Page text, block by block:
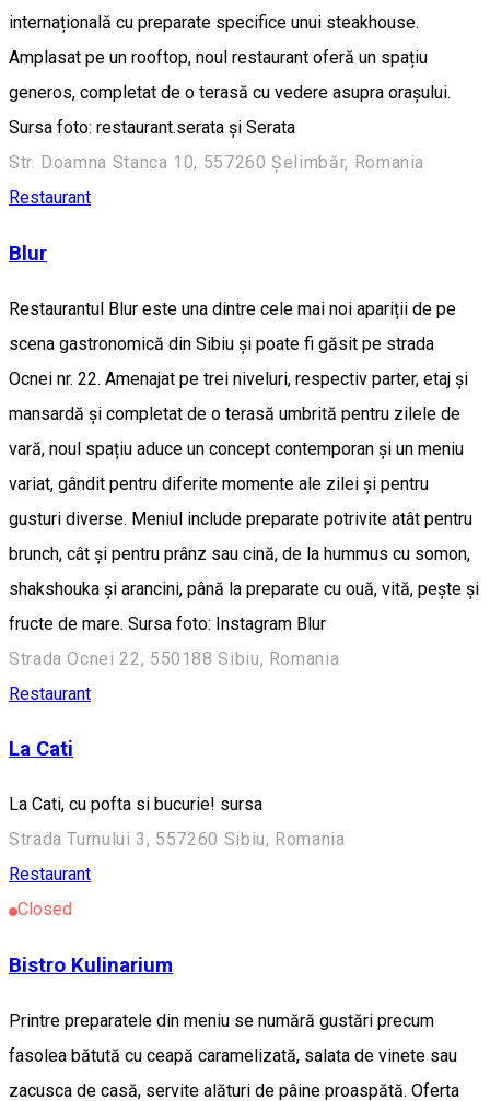
internațională cu preparate specifice unui steakhouse.
Amplasat pe un rooftop, noul restaurant oferă un spațiu
generos, completat de o terasă cu vedere asupra orașului.
Sursa foto: restaurant.serata și Serata
Str. Doamna Stanca 10, 557260 Șelimbăr, Romania
Restaurant
Blur
Restaurantul Blur este una dintre cele mai noi apariții de pe
scena gastronomică din Sibiu și poate fi găsit pe strada
Ocnei nr. 22. Amenajat pe trei niveluri, respectiv parter, etaj și
mansardă și completat de o terasă umbrită pentru zilele de
vară, noul spațiu aduce un concept contemporan și un meniu
variat, gândit pentru diferite momente ale zilei și pentru
gusturi diverse. Meniul include preparate potrivite atât pentru
brunch, cât și pentru prânz sau cină, de la hummus cu somon,
shakshouka și arancini, până la preparate cu ouă, vită, pește și
fructe de mare. Sursa foto: Instagram Blur
Strada Ocnei 22, 550188 Sibiu, Romania
Restaurant
La Cati
La Cati, cu pofta si bucurie! sursa
Strada Turnului 3, 557260 Sibiu, Romania
Restaurant
Closed
Bistro Kulinarium
Printre preparatele din meniu se numără gustări precum
fasolea bătută cu ceapă caramelizată, salata de vinete sau
zacusca de casă, servite alături de pâine proaspătă. Oferta